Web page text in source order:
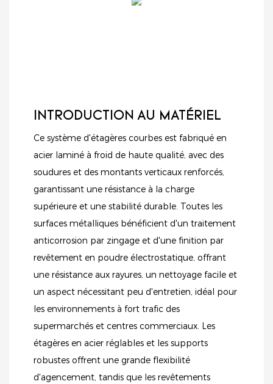
INTRODUCTION AU MATÉRIEL
Ce système d'étagères courbes est fabriqué en
acier laminé à froid de haute qualité, avec des
soudures et des montants verticaux renforcés,
garantissant une résistance à la charge
supérieure et une stabilité durable. Toutes les
surfaces métalliques bénéficient d'un traitement
anticorrosion par zingage et d'une finition par
revêtement en poudre électrostatique, offrant
une résistance aux rayures, un nettoyage facile et
un aspect nécessitant peu d'entretien, idéal pour
les environnements à fort trafic des
supermarchés et centres commerciaux. Les
étagères en acier réglables et les supports
robustes offrent une grande flexibilité
d'agencement, tandis que les revêtements